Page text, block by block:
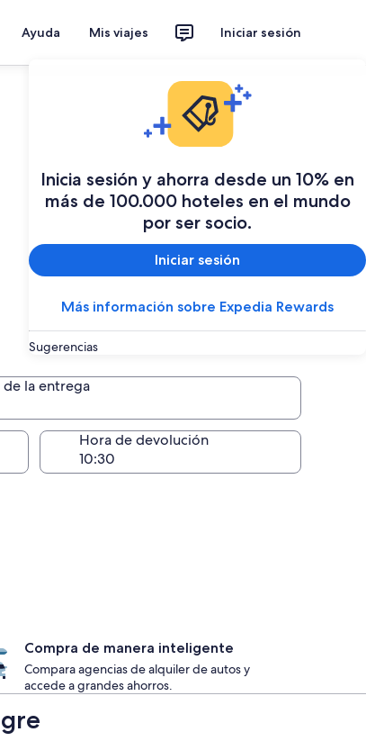
Ayuda Mis viajes Iniciar sesión
Inicia sesión y ahorra desde un 10% en
más de 100.000 hoteles en el mundo
por ser socio.
Iniciar sesión
Más información sobre Expedia Rewards
Sugerencias
la entrega
la entrega
Hora de devolución
Compra de manera inteligente
Compara agencias de alquiler de autos y
accede a grandes ahorros.